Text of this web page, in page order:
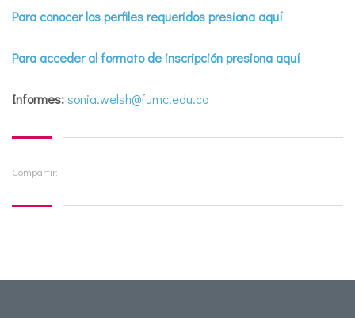
Para conocer los perfiles requeridos presiona aquí
Para acceder al formato de inscripción presiona aquí
Informes:sonia.welsh@fumc.edu.co
Compartir: